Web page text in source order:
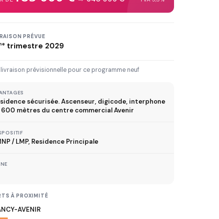
Immédiate 2027 2028
réduite
PRÉVUE
trimestre 2029
prévisionnelle pour ce programme neuf
sécurisée. Ascenseur, digicode, interphone
600 mètres du centre commercial Avenir
/ LMP, Residence Principale
À PROXIMITÉ
AVENIR